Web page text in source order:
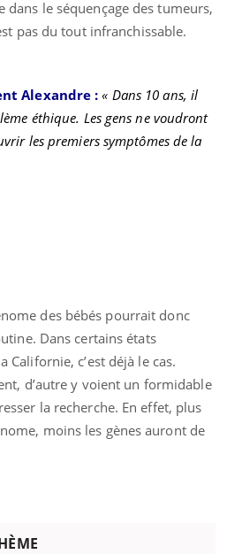
dans le séquençage des tumeurs,
pas du tout infranchissable.
Alexandre :« Dans 10 ans, il
éthique. Les gens ne voudront
les premiers symptômes de la
des bébés pourrait donc
Dans certains états
Californie, c’est déjà le cas.
d’autre y voient un formidable
la recherche. En effet, plus
moins les gènes auront de